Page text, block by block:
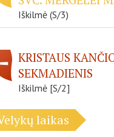
Iškilmė (S/3)
KRISTAUS
SEKMADIENIS
Iškilmė [S/2]
laikas